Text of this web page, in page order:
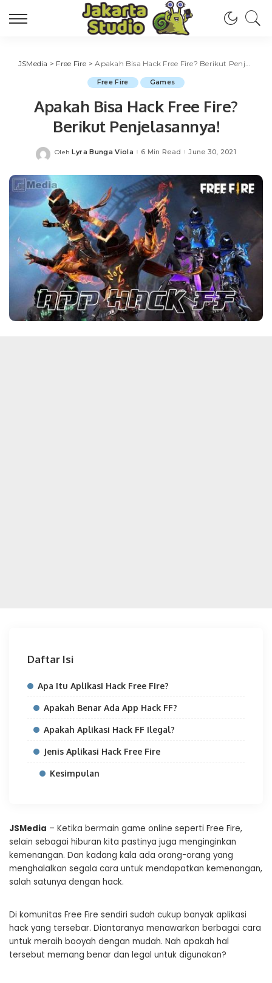
JSMedia > Free Fire >Apakah Bisa Hack Free Fire? Berikut Penjelasannya!
Free Fire Games
Apakah Bisa Hack Free Fire?
Berikut Penjelasannya!
Posted
Oleh Lyra Bunga Viola 6 Min Read June 30, 2021
Daftar Isi
Apa Itu Aplikasi Hack Free Fire?
Apakah Benar Ada App Hack FF?
Apakah Aplikasi Hack FF Ilegal?
Jenis Aplikasi Hack Free Fire
Kesimpulan
JSMedia – Ketika bermain game online seperti Free Fire,
selain sebagai hiburan kita pastinya juga menginginkan
kemenangan. Dan kadang kala ada orang-orang yang
menghalalkan segala cara untuk mendapatkan kemenangan,
salah satunya dengan hack.
Di komunitas Free Fire sendiri sudah cukup banyak aplikasi
hack yang tersebar. Diantaranya menawarkan berbagai cara
untuk meraih booyah dengan mudah. Nah apakah hal
tersebut memang benar dan legal untuk digunakan?